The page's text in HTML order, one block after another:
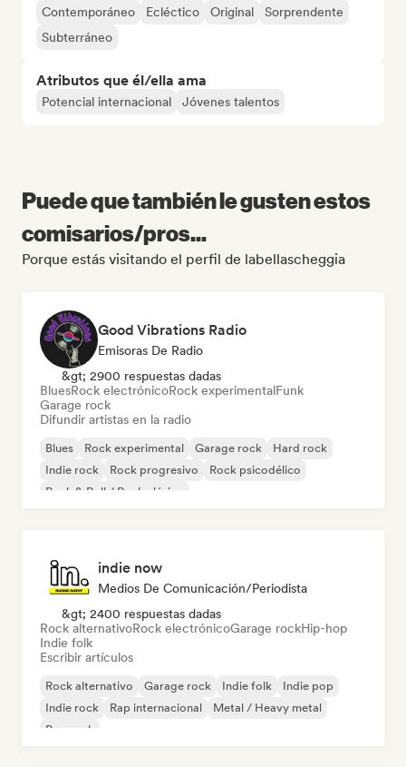
Contemporáneo Ecléctico Original
Sorprendente
Subterráneo
Atributos que él/ella ama
Potencial internacional Jóvenes talentos
Puede que también le gusten estos
comisarios/pros...
Porque estás visitando el perfil de labellascheggia
Good Vibrations Radio
Emisoras De Radio
&gt; 2900 respuestas dadas
BluesRock electrónicoRock experimentalFunk
Garage rock
Difundir artistas en la radio
Blues Rock experimental Garage rock
Hard rock
Indie rock
Rock progresivo
Rock psicodélico
Rock & Roll / Rock clásico
indie now
Medios De Comunicación/Periodista
&gt; 2400 respuestas dadas
Rock alternativoRock electrónicoGarage rockHip-hop
Indie folk
Escribir artículos
Rock alternativo Garage rock Indie folk
Indie pop
Indie rock
Rap internacional
Metal / Heavy metal
Pop rock